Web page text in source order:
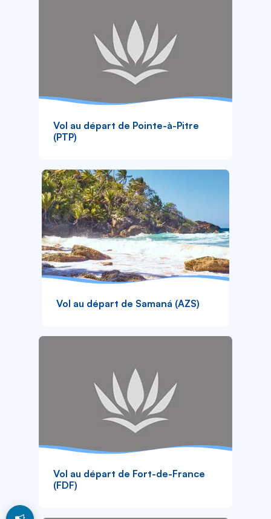
Vol au départ de Pointe-à-Pitre
(PTP)
Vol au départ de Samaná (AZS)
Vol au départ de Fort-de-France
(FDF)